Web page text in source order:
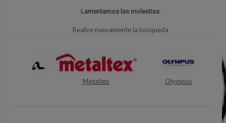
Lamentamos las molestias.
Realice nuevamente la búsqueda
Metaltex Olympus